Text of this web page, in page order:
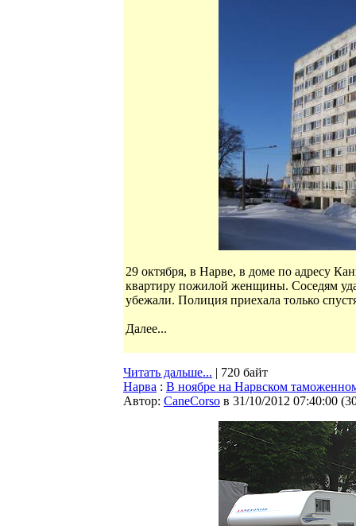
29 октября, в Нарве, в доме по адресу
квартиру пожилой женщины. Соседям
убежали. Полиция приехала только
Далее...
Читать дальше... | 720 байт
Нарва : В ноябре на Нарвском
Автор: CaneCorso в 31/10/2012 07:40:00 (